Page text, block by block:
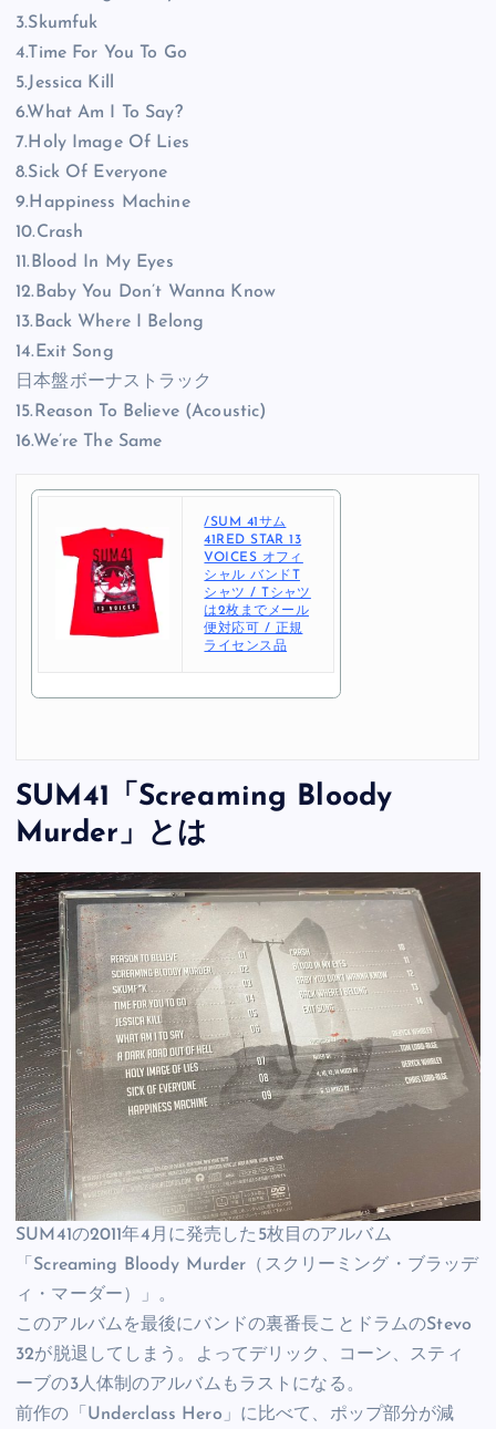
3.Skumfuk
4.Time For You To Go
5.Jessica Kill
6.What Am I To Say?
7.Holy Image Of Lies
8.Sick Of Everyone
9.Happiness Machine
10.Crash
11.Blood In My Eyes
12.Baby You Don’t Wanna Know
13.Back Where I Belong
14.Exit Song
日本盤ボーナストラック
15.Reason To Believe (Acoustic)
16.We’re The Same
/SUM 41サム
41RED STAR 13
VOICES オフィ
シャル バンドT
シャツ / Tシャツ
は2枚までメール
便対応可 / 正規
ライセンス品
SUM41「Screaming Bloody
Murder」とは
SUM41の2011年4月に発売した5枚目のアルバム
「Screaming Bloody Murder（スクリーミング・ブラッデ
ィ・マーダー）」。
このアルバムを最後にバンドの裏番長ことドラムのStevo
32が脱退してしまう。よってデリック、コーン、スティ
ーブの3人体制のアルバムもラストになる。
前作の「Underclass Hero」に比べて、ポップ部分が減